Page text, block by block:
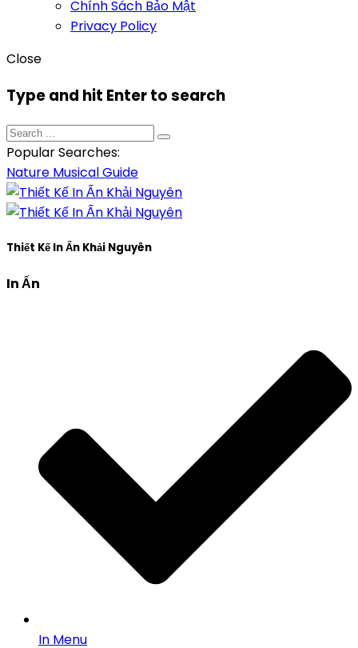
Chính Sách Bảo Mật
Privacy Policy
Close
Type and hit Enter to search
Popular Searches:
Nature MusicalGuide
Thiết Kế In Ấn Khải Nguyên
In Ấn
In Menu